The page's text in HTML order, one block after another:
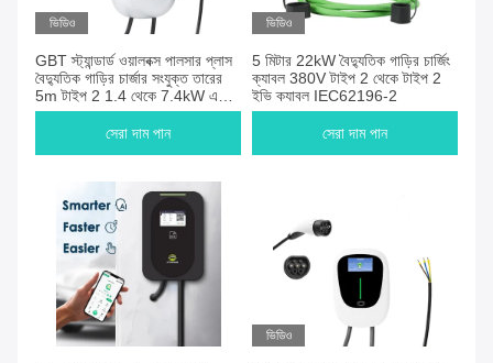
ভিডিও
GBT স্ট্যান্ডার্ড ওয়ালবক্স পালসার প্লাস
বৈদ্যুতিক গাড়ির চার্জার সংযুক্ত তারের
5m টাইপ 2 1.4 থেকে 7.4kW একক
ফেজ ব্লুটুথ ওয়াইফাই
সেরা দাম পান
ভিডিও
5 মিটার 22kW বৈদ্যুতিক গাড়ির চার্জিং
ক্যাবল 380V টাইপ 2 থেকে টাইপ 2
ইভি ক্যাবল IEC62196-2
সেরা দাম পান
ভিডিও